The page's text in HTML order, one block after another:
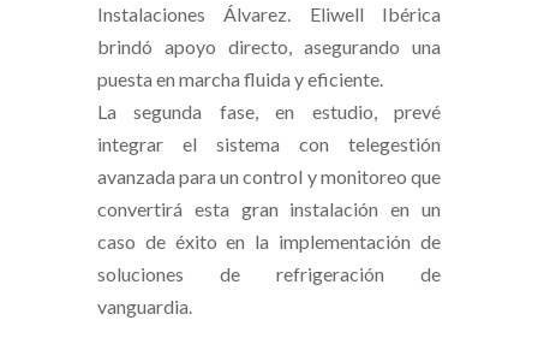
Instalaciones Álvarez. Eliwell Ibérica
brindó apoyo directo, asegurando una
puesta en marcha fluida y eficiente.
La segunda fase, en estudio, prevé
integrar el sistema con telegestión
avanzada para un control y monitoreo que
convertirá esta gran instalación en un
caso de éxito en la implementación de
soluciones de refrigeración de
vanguardia.